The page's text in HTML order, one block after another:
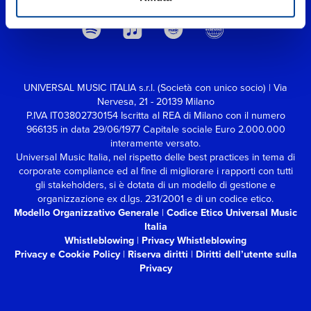
UNIVERSAL MUSIC ITALIA s.r.l. (Società con unico socio) | Via
Nervesa, 21 - 20139 Milano
P.IVA IT03802730154 Iscritta al REA di Milano con il numero
966135 in data 29/06/1977Capitale sociale Euro 2.000.000
interamente versato.
Universal Music Italia, nel rispetto delle best practices in tema di
corporate compliance ed al fine di migliorare i rapporti con tutti
gli stakeholders,si è dotata di un modello di gestione e
organizzazione ex d.lgs. 231/2001 e di un codice etico.
Modello Organizzativo Generale | Codice Etico Universal Music
Italia
Whistleblowing | Privacy Whistleblowing
Privacy e Cookie Policy| Riserva diritti | Diritti dell’utente sulla
Privacy